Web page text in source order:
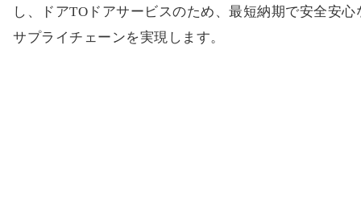
し、ドアTOドアサービスのため、最短納期で安全安心
サプライチェーンを実現します。